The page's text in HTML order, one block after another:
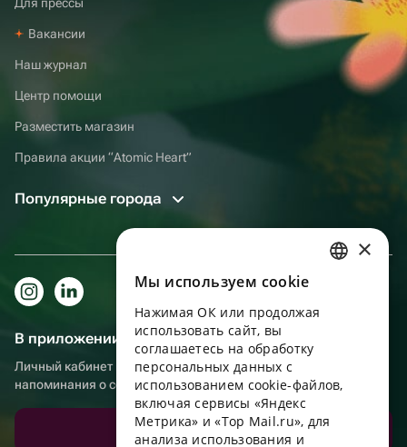
Вакансии
Наш журнал
Центр помощи
Разместить магазин
Правила акции “Atomic Heart”
Популярные города
В приложении еще удобнее!
Личный кабинет получателя, больше бонусов за покупки и
напоминания о событиях
Скачать приложение
ENGLISH
UKRAINIAN
PORTUGUESE
×
Мы используем сookie
Нажимая ОК или продолжая
использовать сайт, вы
соглашаетесь на обработку
персональных данных с
использованием cookie-файлов,
включая сервисы «Яндекс
Метрика» и «Top Mail.ru», для
анализа использования и